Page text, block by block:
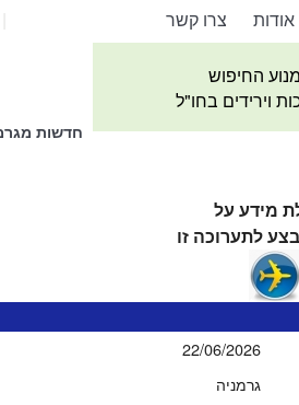
חדשות
צרו קשר אודות
החיפוש
וירידים בחו"ל
מידע על
לתערוכה זו
22/06/2026
גרמניה